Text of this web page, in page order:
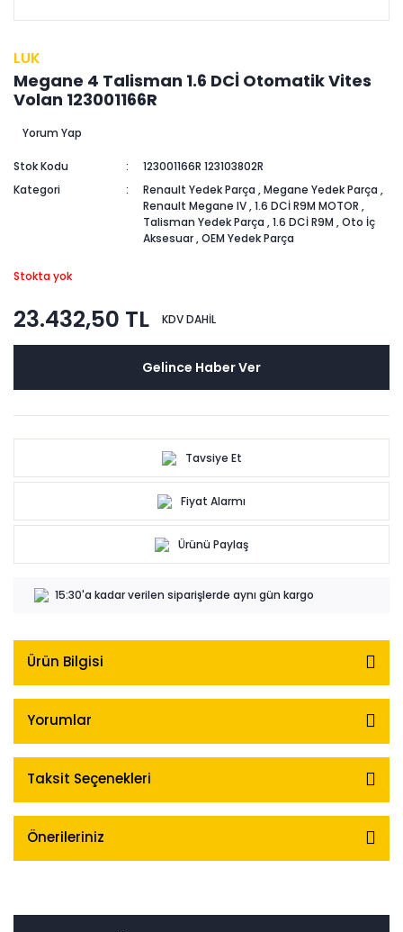
LUK
Megane 4 Talisman 1.6 DCİ Otomatik Vites
Volan 123001166R
Yorum Yap
Stok Kodu
123001166R 123103802R
Kategori
Renault Yedek Parça ,Megane Yedek Parça ,
Renault Megane IV,1.6 DCİ R9M MOTOR ,
Talisman Yedek Parça ,1.6 DCİ R9M ,Oto İç
Aksesuar,OEM Yedek Parça
Stokta yok
23.432,50 TL KDV DAHİL
Gelince Haber Ver
Tavsiye Et
Fiyat Alarmı
Ürünü Paylaş
15:30'a kadar verilen siparişlerde aynı gün kargo
Ürün Bilgisi
Yorumlar
Taksit Seçenekleri
Önerileriniz